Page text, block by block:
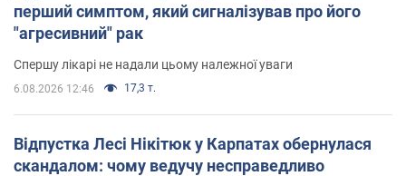
перший симптом, який сигналізував про його
"агресивний" рак
Спершу лікарі не надали цьому належної уваги
6.08.2026 12:46 17,3 т.
Відпустка Лесі Нікітюк у Карпатах обернулася
скандалом: чому ведучу несправедливо